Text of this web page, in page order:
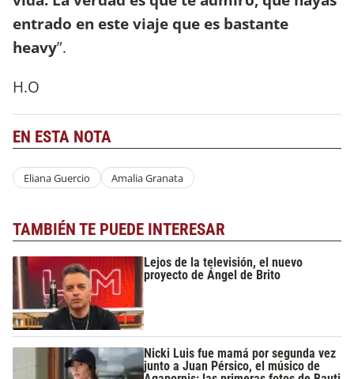
entrado en este viaje que es bastante
heavy”.
H.O
EN ESTA NOTA
Eliana Guercio Amalia Granata
TAMBIÉN TE PUEDE INTERESAR
Lejos de la televisión, el nuevo
proyecto de Ángel de Brito
Nicki Luis fue mamá por segunda vez
junto a Juan Pérsico, el músico de